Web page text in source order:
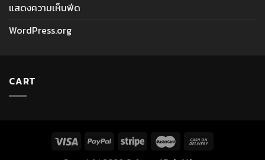
แสดงความเห็นฟีด
WordPress.org
CART